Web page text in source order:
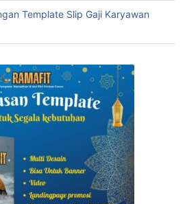
Template Slip Gaji Karyawan